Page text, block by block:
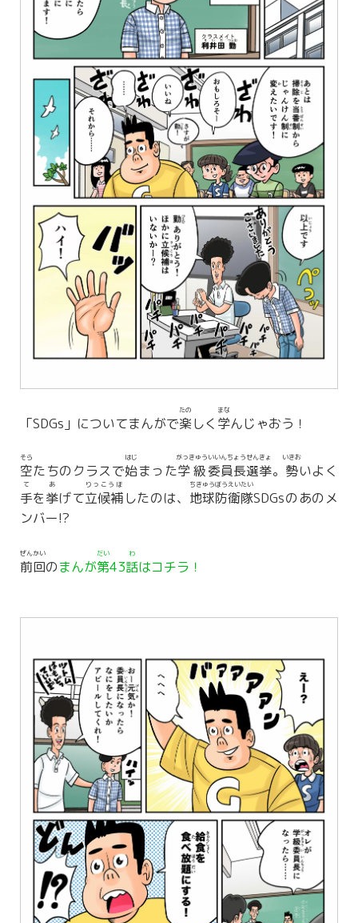
「SDGs」についてまんがで楽
たの
しく 学
まな
んじゃおう！
空
そら
たちのクラスで始
はじ
まった学級
がっきゅう
委員長
いいんちょう
選挙
せんきょ
。 勢
いきお
いよく
手
て
を挙
あ
げて立候補
りっこうほ
したのは、 地球
ちきゅう
防衛
ぼうえい
隊
たい
SDGsのあのメ
ンバー!?
前回
ぜんかい
のまんが第
だい
43話
わ
はコチラ！